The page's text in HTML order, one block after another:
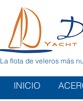
La flota de veleros más
INICIO